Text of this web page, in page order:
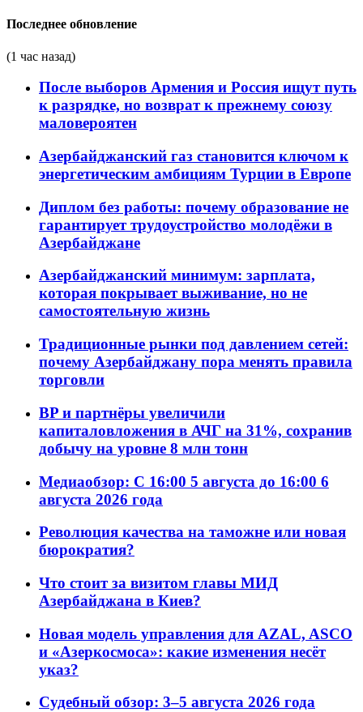
Последнее обновление
(1 час назад)
После выборов Армения и Россия ищут путь
к разрядке, но возврат к прежнему союзу
маловероятен
Азербайджанский газ становится ключом к
энергетическим амбициям Турции в Европе
Диплом без работы: почему образование не
гарантирует трудоустройство молодёжи в
Азербайджане
Азербайджанский минимум: зарплата,
которая покрывает выживание, но не
самостоятельную жизнь
Традиционные рынки под давлением сетей:
почему Азербайджану пора менять правила
торговли
BP и партнёры увеличили
капиталовложения в АЧГ на 31%, сохранив
добычу на уровне 8 млн тонн
Медиаобзор: С 16:00 5 августа до 16:00 6
августа 2026 года
Революция качества на таможне или новая
бюрократия?
Что стоит за визитом главы МИД
Азербайджана в Киев?
Новая модель управления для AZAL, ASCO
и «Азеркосмоса»: какие изменения несёт
указ?
Судебный обзор: 3–5 августа 2026 года